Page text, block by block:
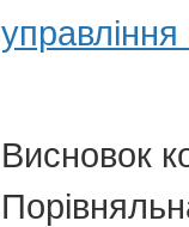
Висновок